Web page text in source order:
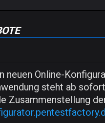
neuen Online-
steht ab
Zusammenstellung